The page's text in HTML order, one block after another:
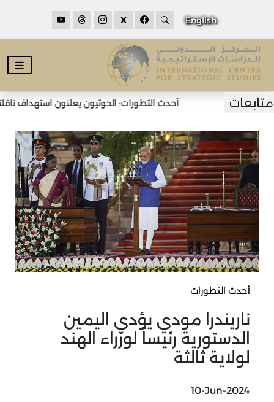
English
X
أحدث التطورات: الحوثيون يعلنون استهداف
أحدث التطورات
ناريندرا مودي يؤدي اليمين
الدستورية رئيساً لوزراء الهند
لولاية ثالثة
10-Jun-2024